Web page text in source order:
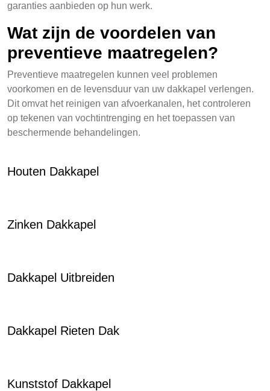
garanties aanbieden op hun werk.
Wat zijn de voordelen van
preventieve maatregelen?
Preventieve maatregelen kunnen veel problemen
voorkomen en de levensduur van uw dakkapel verlengen.
Dit omvat het reinigen van afvoerkanalen, het controleren
op tekenen van vochtintrenging en het toepassen van
beschermende behandelingen.
Houten Dakkapel
Zinken Dakkapel
Dakkapel Uitbreiden
Dakkapel Rieten Dak
Kunststof Dakkapel